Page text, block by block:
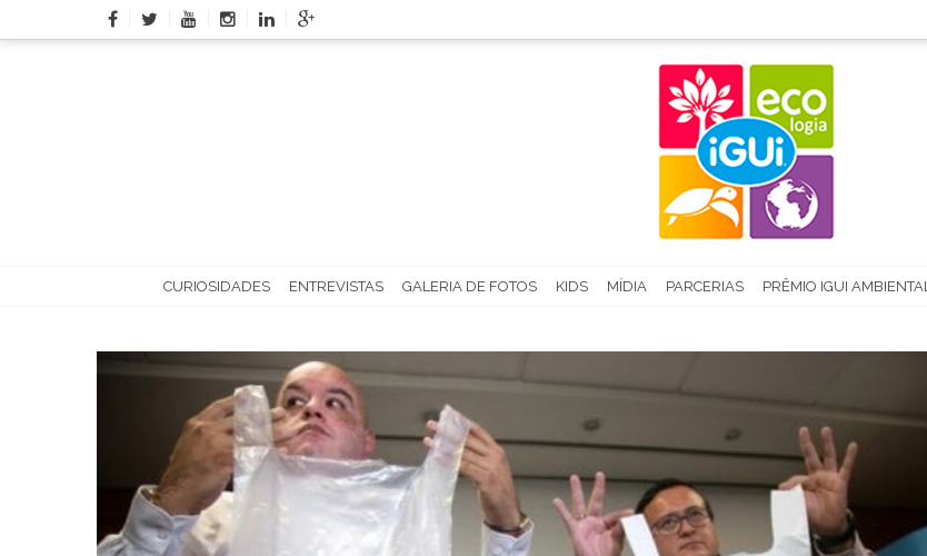
to
CURIOSIDADES ENTREVISTAS GALERIA DE FOTOS KIDS MÍDIA PARCERIAS PRÊMIO IGUI AMBIENTAL